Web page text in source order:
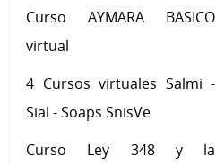
Curso AYMARA BASICO
virtual
4 Cursos virtuales Salmi -
Sial - Soaps SnisVe
Curso Ley 348 y la